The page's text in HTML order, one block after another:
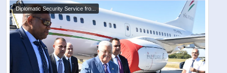
Diplomatic Security Service fro...